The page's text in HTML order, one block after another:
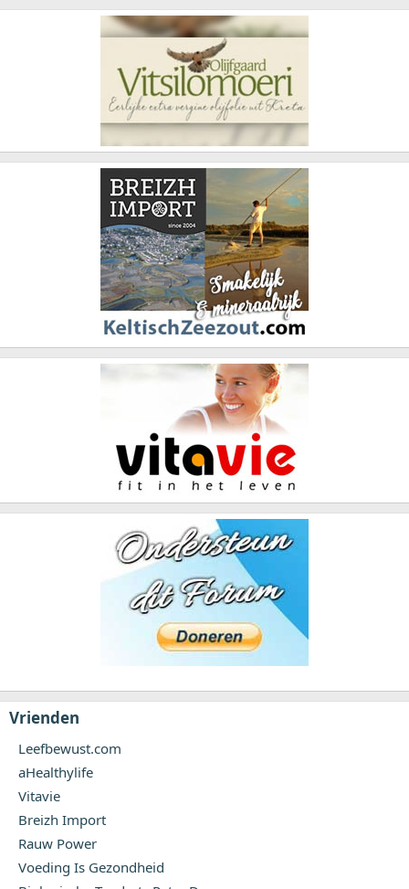
Vrienden
Leefbewust.com
aHealthylife
Vitavie
Breizh Import
Rauw Power
Voeding Is Gezondheid